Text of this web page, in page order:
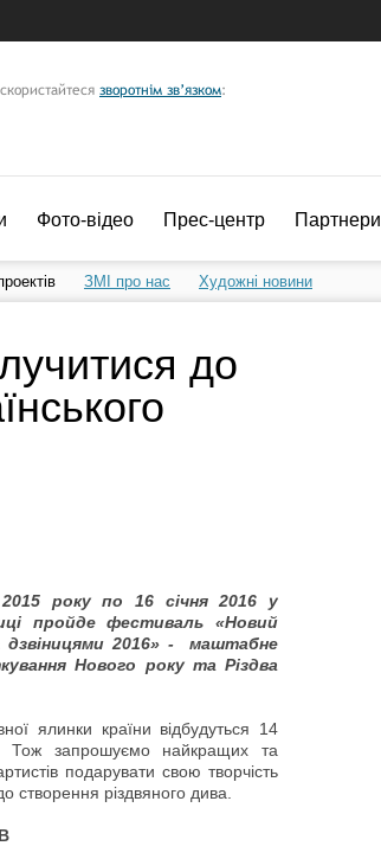
зворотнім зв’язком:
ЗМІ про нас Художні новини
Фото-відео Прес-центр Партнери
до
року по 16 січня 2016 у
пройде фестиваль «Новий
дзвіницями 2016» - маштабне
Нового року та Різдва
ялинки країни відбудуться 14
Тож запрошуємо найкращих та
подарувати свою творчість
створення різдвяного дива.